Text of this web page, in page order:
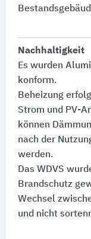
Nachhaltigkeit
Es wurden
konform.
Beheizung
Strom und PV-
können
nach der
werden.
Das WDVS
Brandschutz
Wechsel
und nicht